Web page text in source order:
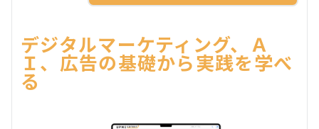
デジタルマーケティング、Ａ
Ｉ、広告の基礎から実践を学べ
る